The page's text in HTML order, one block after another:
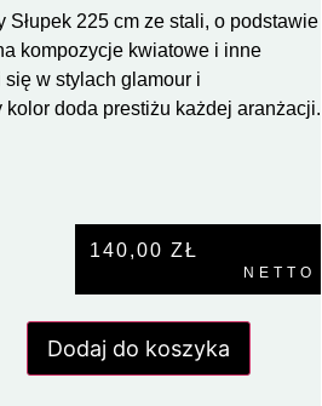
Słupek 225 cm ze stali, o podstawie
kompozycje kwiatowe i inne
w stylach glamour i
kolor doda prestiżu każdej aranżacji.
140,00 ZŁ
NETTO
Dodaj do koszyka